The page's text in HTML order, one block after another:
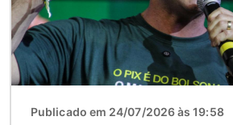
Publicado em 24/07/2026 às 19:58